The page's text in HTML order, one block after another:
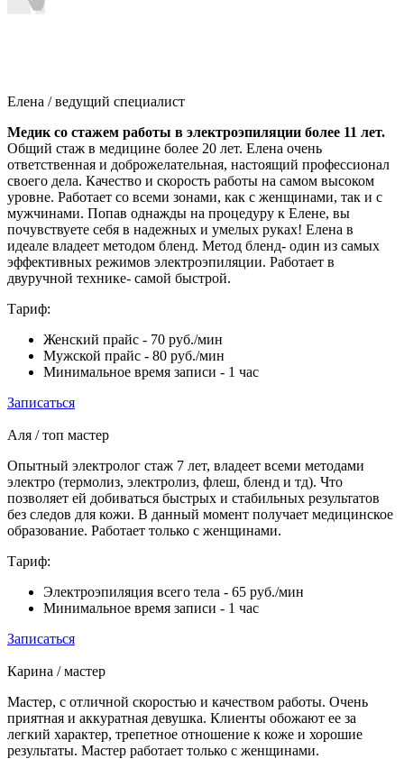
Елена / ведущий специалист
Медик со стажем работы в электроэпиляции более 11 лет.
Общий стаж в медицине более 20 лет. Елена очень
ответственная и доброжелательная, настоящий профессионал
своего дела. Качество и скорость работы на самом высоком
уровне. Работает со всеми зонами, как с женщинами, так и с
мужчинами. Попав однажды на процедуру к Елене, вы
почувствуете себя в надежных и умелых руках! Елена в
идеале владеет методом бленд. Метод бленд- один из самых
эффективных режимов электроэпиляции. Работает в
двуручной технике- самой быстрой.
Тариф:
Женский прайс - 70 руб./мин
Мужской прайс - 80 руб./мин
Минимальное время записи - 1 час
Записаться
Аля / топ мастер
Опытный электролог стаж 7 лет, владеет всеми методами
электро (термолиз, электролиз, флеш, бленд и тд). Что
позволяет ей добиваться быстрых и стабильных результатов
без следов для кожи. В данный момент получает медицинское
образование. Работает только с женщинами.
Тариф:
Электроэпиляция всего тела - 65 руб./мин
Минимальное время записи - 1 час
Записаться
Карина / мастер
Мастер, с отличной скоростью и качеством работы. Очень
приятная и аккуратная девушка. Клиенты обожают ее за
легкий характер, трепетное отношение к коже и хорошие
результаты. Мастер работает только с женщинами.